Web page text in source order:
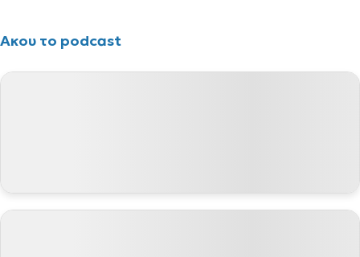
Ακου το podcast